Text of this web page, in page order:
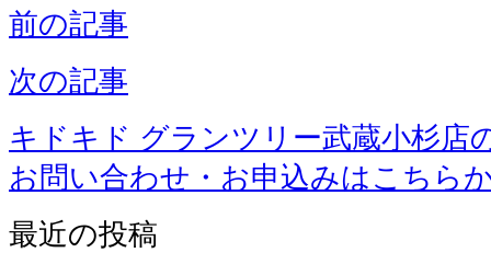
前の記事
次の記事
キドキド グランツリー武蔵小杉店
お問い合わせ・お申込みはこちら
最近の投稿